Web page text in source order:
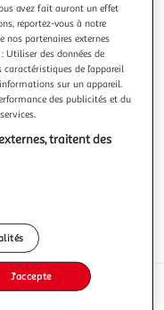
de ce produit ?
Halal
avez fait auront un effet
reportez-vous à notre
nos partenaires externes
Utiliser des données de
de l’appareil
sur un appareil.
des publicités et du
traitent des
J'accepte